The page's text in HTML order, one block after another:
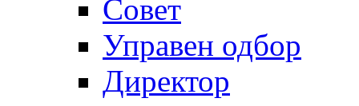
Совет
Управен одбор
Директор